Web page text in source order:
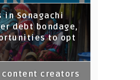
in Sonagachi
debt bondage,
to opt
creators